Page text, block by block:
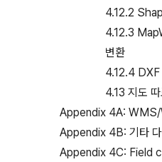
4.12.2
4.12.3
변환
4.12.4
4.13 지도 따
Appendix 4A: WMS/
Appendix 4B: 기타 다
Appendix 4C: Field